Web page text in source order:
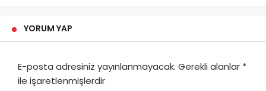
YORUM YAP
E-posta adresiniz yayınlanmayacak. Gerekli alanlar *
ile işaretlenmişlerdir